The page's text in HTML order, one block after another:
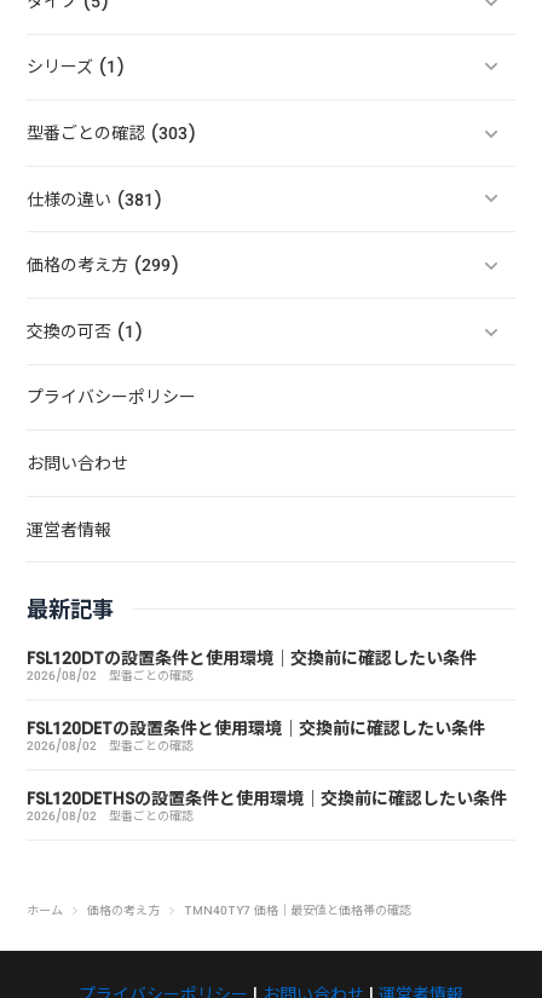
シリーズ (1)
型番ごとの確認 (303)
仕様の違い (381)
価格の考え方 (299)
交換の可否 (1)
プライバシーポリシー
お問い合わせ
運営者情報
最新記事
FSL120DTの設置条件と使用環境｜交換前に確認したい条件
2026/08/02 型番ごとの確認
FSL120DETの設置条件と使用環境｜交換前に確認したい条件
2026/08/02 型番ごとの確認
FSL120DETHSの設置条件と使用環境｜交換前に確認したい条件
2026/08/02 型番ごとの確認
ホーム 価格の考え方 TMN40TY7 価格｜最安値と価格帯の確認